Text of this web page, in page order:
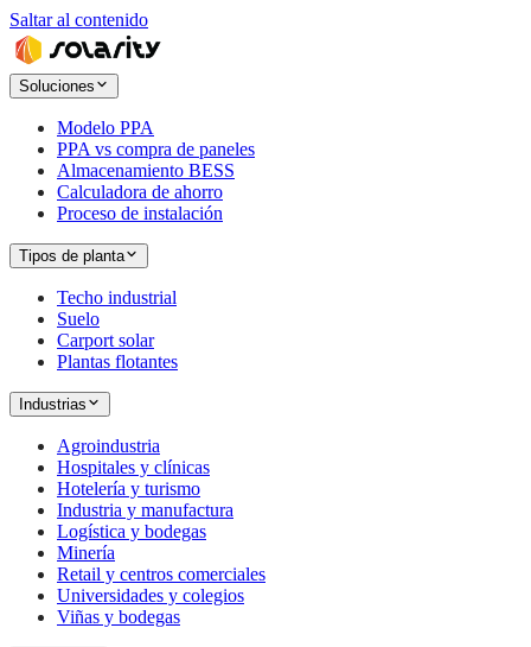
Saltar al contenido
Soluciones
Modelo PPA
PPA vs compra de paneles
Almacenamiento BESS
Calculadora de ahorro
Proceso de instalación
Tipos de planta
Techo industrial
Suelo
Carport solar
Plantas flotantes
Industrias
Agroindustria
Hospitales y clínicas
Hotelería y turismo
Industria y manufactura
Logística y bodegas
Minería
Retail y centros comerciales
Universidades y colegios
Viñas y bodegas